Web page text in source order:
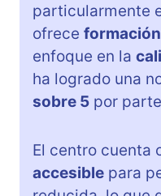
particularmente
ofrece
enfoque en la
ha logrado una
sobre 5 por
El centro cuenta
accesible para